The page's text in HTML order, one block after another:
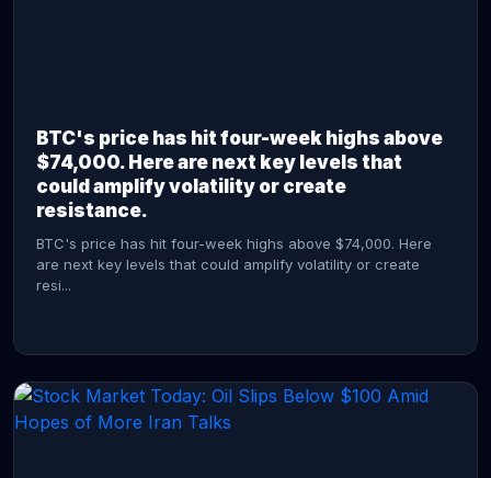
BTC's price has hit four-week highs above
$74,000. Here are next key levels that
could amplify volatility or create
resistance.
BTC's price has hit four-week highs above $74,000. Here
are next key levels that could amplify volatility or create
resi...